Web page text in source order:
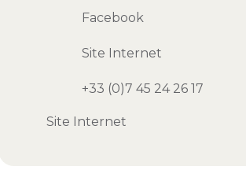
Facebook
Site Internet
+33 (0)7 45 24 26 17
Site Internet